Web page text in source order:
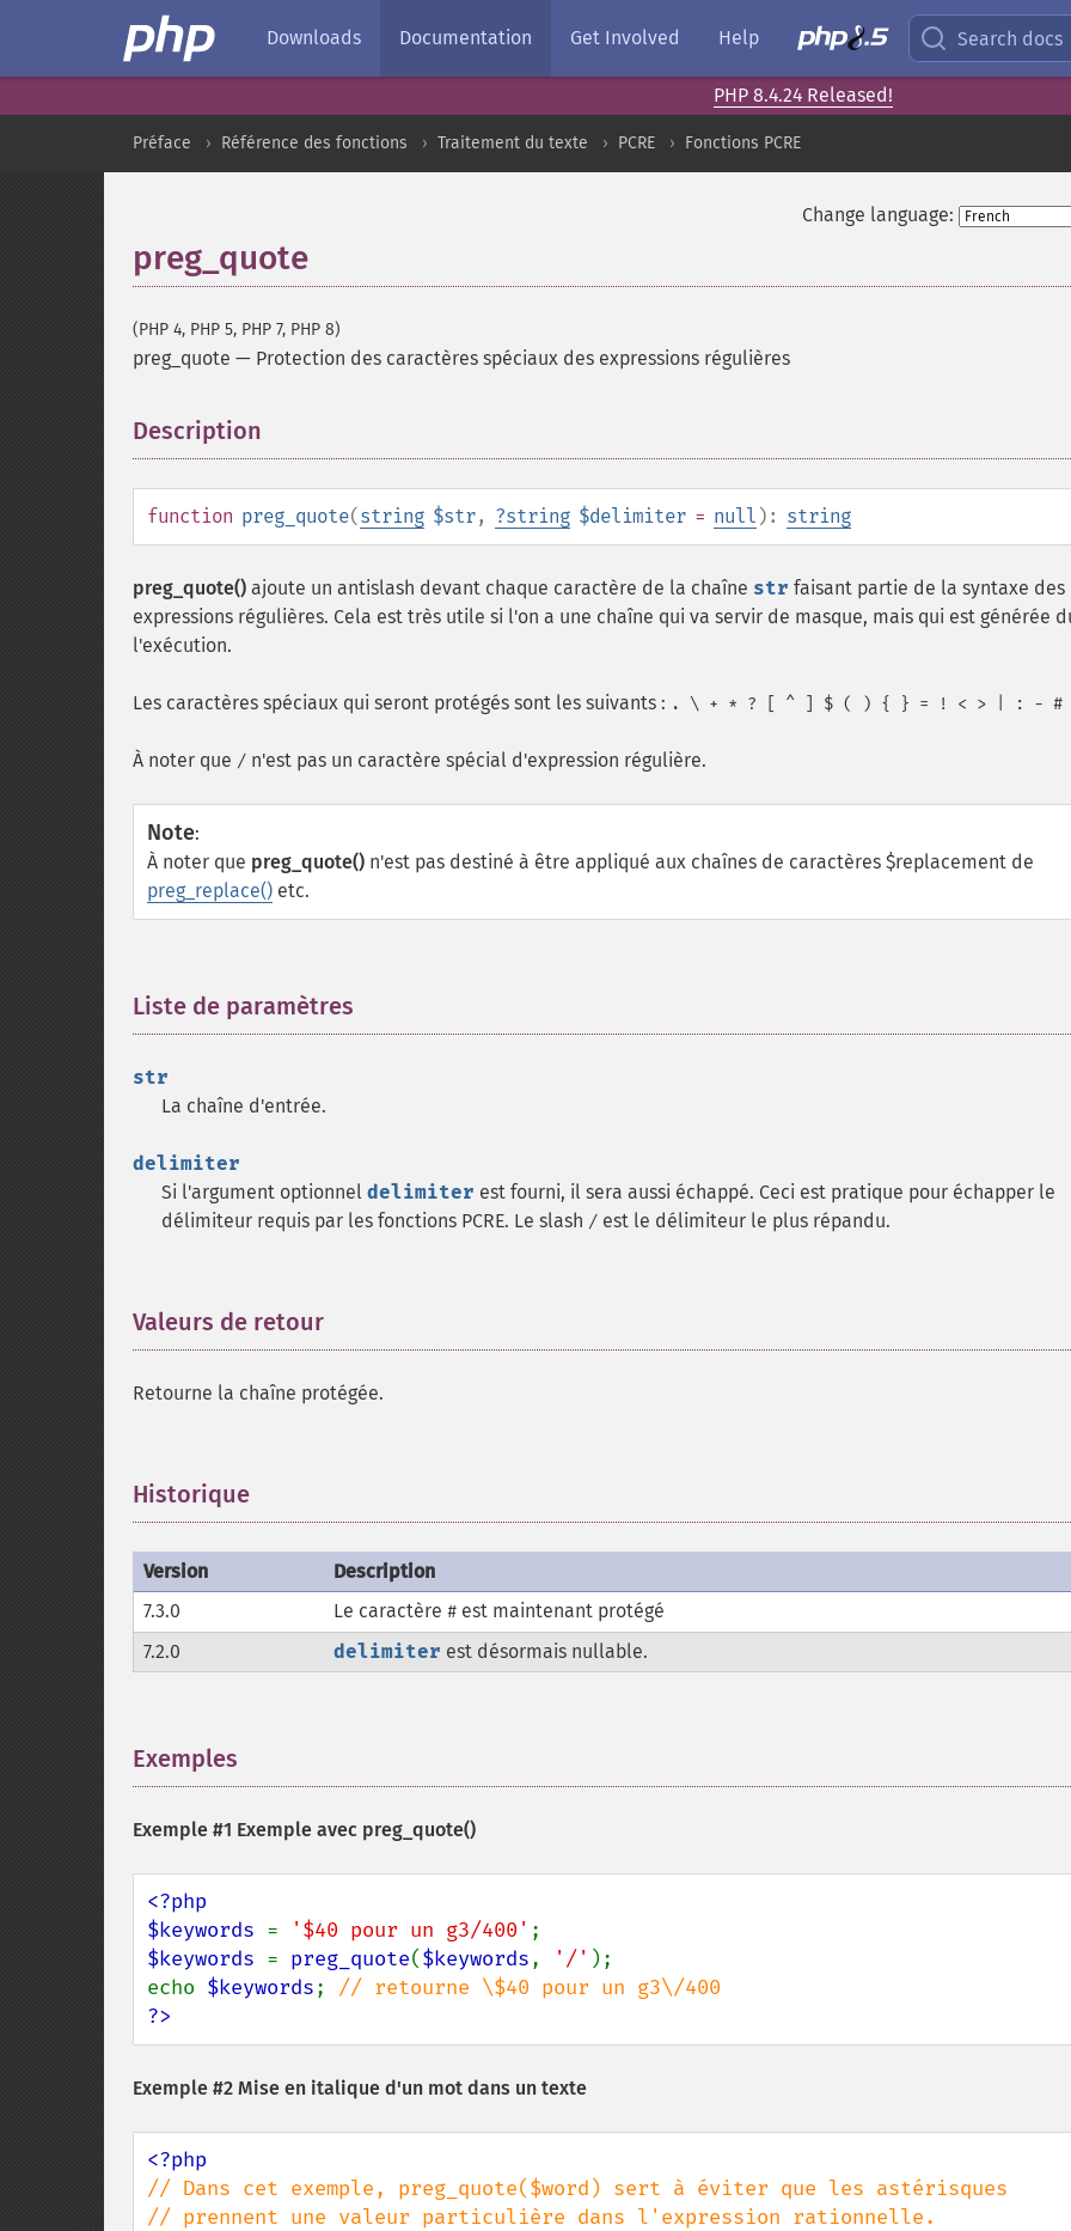
Downloads Documentation Get Involved Help Search docs
PHP 8.4.24 Released!
Préface Référence des fonctions Traitement du texte PCRE Fonctions PCRE
Change language:
preg_quote
(PHP 4, PHP 5, PHP 7, PHP 8)
preg_quote — Protection des caractères spéciaux des expressions régulières
Description
function preg_quote(string $str, ?string $delimiter = null ): string
preg_quote() ajoute un antislash devant chaque caractère de la chaîne str faisant partie de la syntaxe des
expressions régulières. Cela est très utile si l'on a une chaîne qui va servir de masque, mais qui est générée
l'exécution.
Les caractères spéciaux qui seront protégés sont les suivants : . \ + * ? [ ^ ] $ ( ) { } = ! < > | : - #
À noter que / n'est pas un caractère spécial d'expression régulière.
Note:
À noter que preg_quote() n'est pas destiné à être appliqué aux chaînes de caractères $replacement de
preg_replace() etc.
Liste de paramètres
str
La chaîne d'entrée.
delimiter
Si l'argument optionnel delimiter est fourni, il sera aussi échappé. Ceci est pratique pour échapper le
délimiteur requis par les fonctions PCRE. Le slash / est le délimiteur le plus répandu.
Valeurs de retour
Retourne la chaîne protégée.
Historique
Version
Description
7.3.0
Le caractère # est maintenant protégé
7.2.0
delimiter est désormais nullable.
Exemples
Exemple #1 Exemple avec preg_quote()
<?php
$keywords = '$40 pour un g3/400'
$keywords = preg_quote($keywords, '/' );
echo $keywords;
?>
Exemple #2 Mise en italique d'un mot dans un texte
// Dans cet exemple, preg_quote($word) sert à éviter que les astérisques
// prennent une valeur particulière dans l'expression rationnelle.